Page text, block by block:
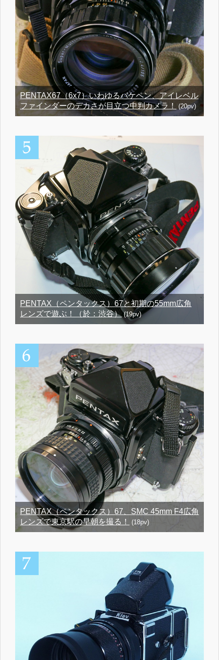
PENTAX67（6x7）いわゆるバケペン、アイレベル
ファインダーのデカさが目立つ中判カメラ！
(20pv)
PENTAX（ペンタックス）67と初期の55mm広角
レンズで遊ぶ！（於：渋谷） (19pv)
PENTAX（ペンタックス）67、SMC 45mm F4広角
レンズで東京駅の早朝を撮る！
(18pv)